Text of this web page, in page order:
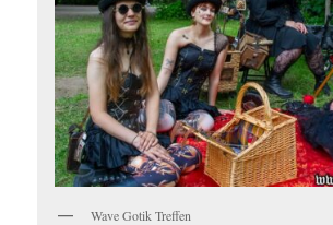
Wave Gotik Treffen